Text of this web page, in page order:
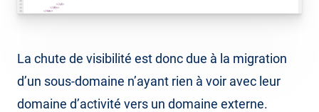
La chute de visibilité est donc due à la migration
d’un sous-domaine n’ayant rien à voir avec leur
domaine d’activité vers un domaine externe.